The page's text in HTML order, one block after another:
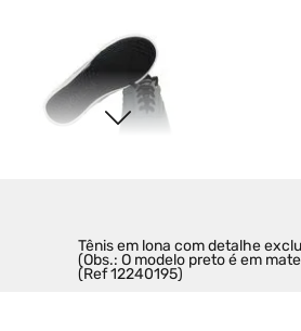
Tênis em lona com detalhe
(Obs.: O modelo preto é em
(Ref 12240195)